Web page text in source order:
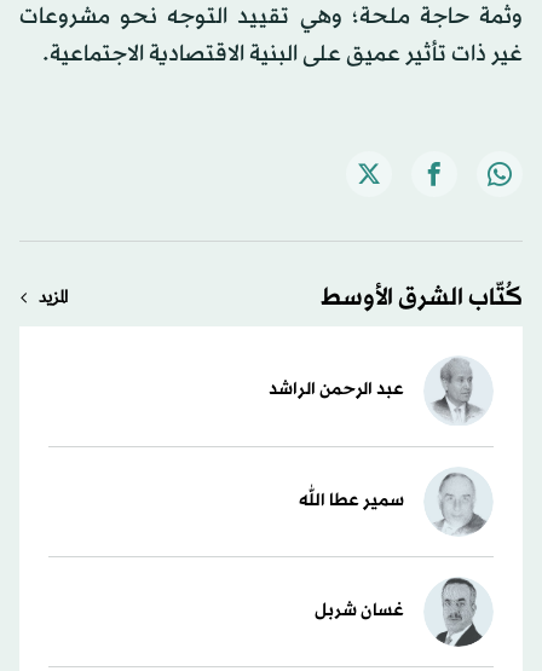
وثمة حاجة ملحة؛ وهي تقييد التوجه نحو مشروعات
غير ذات تأثير عميق على البنية الاقتصادية الاجتماعية.
كُتّاب الشرق الأوسط المزيد
عبد الرحمن الراشد
سمير عطا الله
غسان شربل